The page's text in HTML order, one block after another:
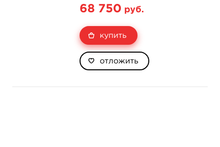
68 750 руб.
купить
отложить